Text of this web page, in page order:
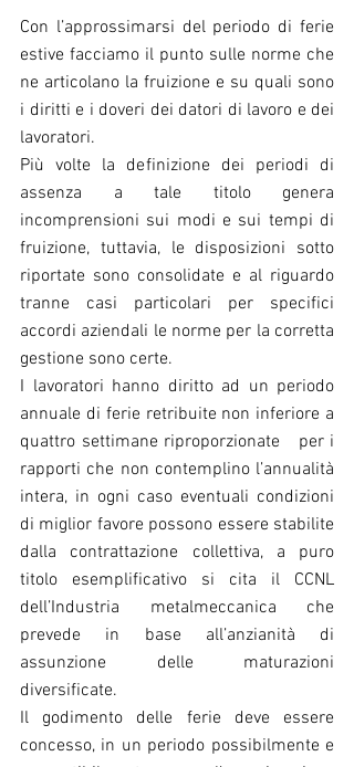
Con l’approssimarsi del periodo di ferie
estive facciamo il punto sulle norme che
ne articolano la fruizione e su quali sono
i diritti e i doveri dei datori di lavoro e dei
lavoratori.
Più volte la definizione dei periodi di
assenza a tale titolo genera
incomprensioni sui modi e sui tempi di
fruizione, tuttavia, le disposizioni sotto
riportate sono consolidate e al riguardo
tranne casi particolari per specifici
accordi aziendali le norme per la corretta
gestione sono certe.
I lavoratori hanno diritto ad un periodo
annuale di ferie retribuite non inferiore a
quattro settimane riproporzionate   per i
rapporti che non contemplino l’annualità
intera, in ogni caso eventuali condizioni
di miglior favore possono essere stabilite
dalla contrattazione collettiva, a puro
titolo esemplificativo si cita il CCNL
dell’Industria metalmeccanica che
prevede in base all’anzianità di
assunzione delle maturazioni
diversificate.
Il godimento delle ferie deve essere
concesso, in un periodo possibilmente e